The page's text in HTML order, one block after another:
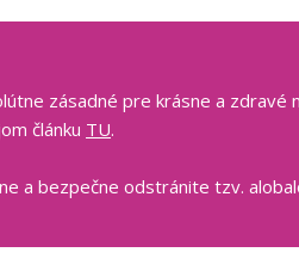
zásadné pre krásne a zdravé
článku TU.
a bezpečne odstránite tzv.